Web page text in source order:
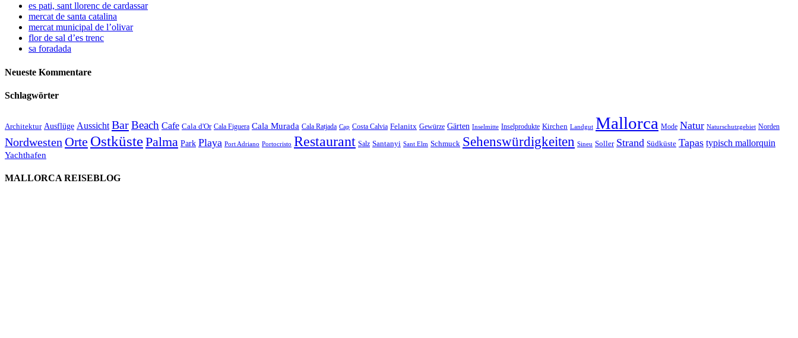
es pati, sant llorenc de cardassar
mercat de santa catalina
mercat municipal de l’olivar
flor de sal d’es trenc
sa foradada
Neueste Kommentare
Schlagwörter
Architektur Ausflüge Aussicht BarBeach Cafe Cala d'Or Cala Figuera Cala Murada Cala Ratjada Cap Costa Calvia Felanitx Gewürze Gärten Inselmitte Inselprodukte Kirchen Landgut Mallorca Mode Natur Naturschutzgebiet Norden
Nordwesten Orte OstküstePalma Park Playa Port Adriano Portocristo Restaurant Salz Santanyi Sant Elm Schmuck Sehenswürdigkeiten Sineu Soller Strand Südküste Tapas typisch mallorquin
Yachthafen
MALLORCA REISEBLOG